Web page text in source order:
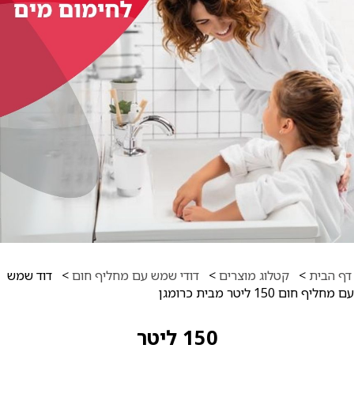
דף הבית > קטלוג מוצרים> דודי שמש עם מחליף חום> דוד שמש
עם מחליף חום 150 ליטר מבית כרומגן
150 ליטר